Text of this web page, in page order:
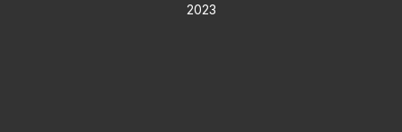
2023